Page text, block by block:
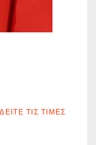
ΤΙΣ ΤΙΜΈΣ